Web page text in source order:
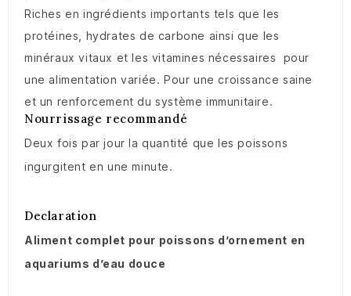
Riches en ingrédients importants tels que les
protéines, hydrates de carbone ainsi que les
minéraux vitaux et les vitamines nécessaires pour
une alimentation variée. Pour une croissance saine
et un renforcement du système immunitaire.
Nourrissage recommandé
Deux fois par jour la quantité que les poissons
ingurgitent en une minute.
Declaration
Aliment complet pour poissons d’ornement en
aquariums d’eau douce